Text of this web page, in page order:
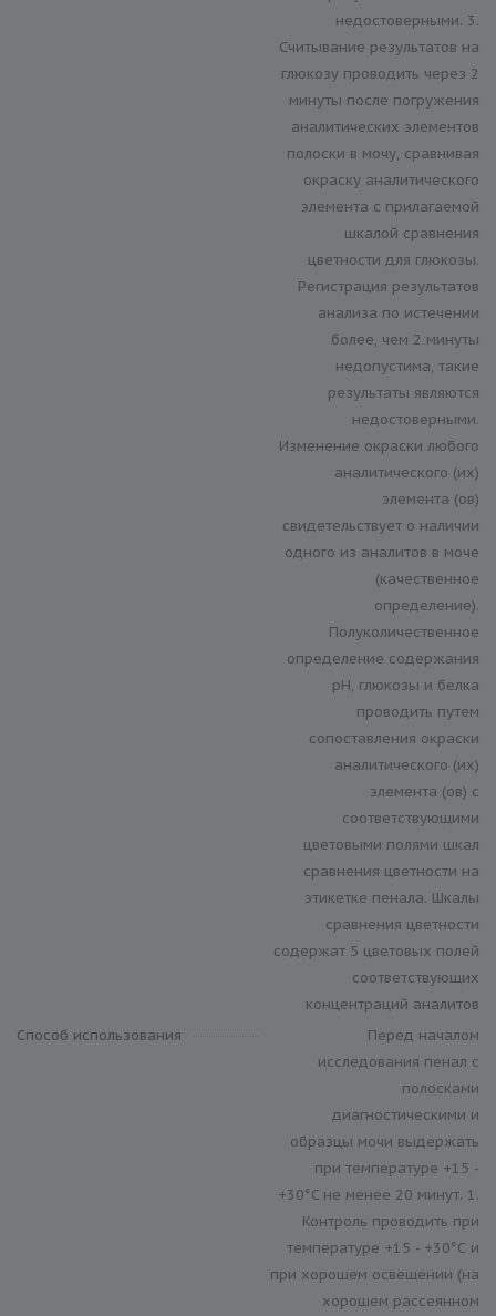
недостоверными. 3.
Считывание результатов на
глюкозу проводить через 2
минуты после погружения
аналитических элементов
полоски в мочу, сравнивая
окраску аналитического
элемента с прилагаемой
шкалой сравнения
цветности для глюкозы.
Регистрация результатов
анализа по истечении
более, чем 2 минуты
недопустима, такие
результаты являются
недостоверными.
Изменение окраски любого
аналитического (их)
элемента (ов)
свидетельствует о наличии
одного из аналитов в моче
(качественное
определение).
Полуколичественное
определение содержания
рН, глюкозы и белка
проводить путем
сопоставления окраски
аналитического (их)
элемента (ов) с
соответствующими
цветовыми полями шкал
сравнения цветности на
этикетке пенала. Шкалы
сравнения цветности
содержат 5 цветовых полей
соответствующих
концентраций аналитов
Способ использования
Перед началом
исследования пенал с
полосками
диагностическими и
образцы мочи выдержать
при температуре +15 -
+30°C не менее 20 минут. 1.
Контроль проводить при
температуре +15 - +30°С и
при хорошем освещении (на
хорошем рассеянном